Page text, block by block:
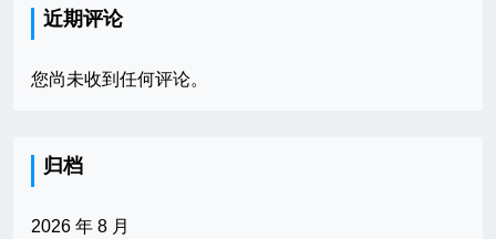
近期评论
您尚未收到任何评论。
归档
2026 年 8 月